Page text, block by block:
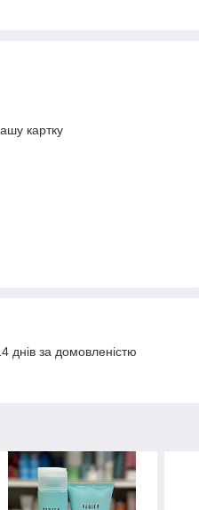
картку
днів за домовленістю